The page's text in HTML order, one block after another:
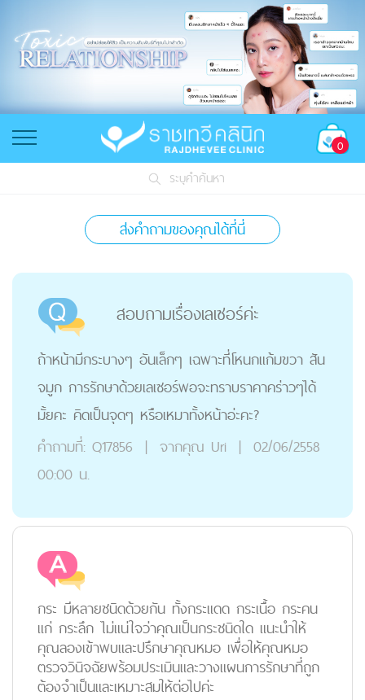
0
ระบุคำค้นหา
ส่งคำถามของคุณได้ที่นี่
สอบถามเรื่องเลเซอร์ค่ะ
ถ้าหน้ามีกระบางๆ อันเล็กๆ เฉพาะที่โหนกแก้มขวา สัน
จมูก การรักษาด้วยเลเซอร์พอจะทราบราคาคร่าวๆได้
มั้ยคะ คิดเป็นจุดๆ หรือเหมาทั้งหน้าอ่ะคะ?
คำถามที่: Q17856 | จากคุณ Uri | 02/06/2558
00:00 น.
กระ มีหลายชนิดด้วยกัน ทั้งกระแดด กระเนื้อ กระคน
แก่ กระลึก ไม่แน่ใจว่าคุณเป็นกระชนิดใด แนะนำให้
คุณลองเข้าพบและปรึกษาคุณหมอ เพื่อให้คุณหมอ
ตรวจวินิจฉัยพร้อมประเมินและวางแผนการรักษาที่ถูก
ต้องจำเป็นและเหมาะสมให้ต่อไปค่ะ